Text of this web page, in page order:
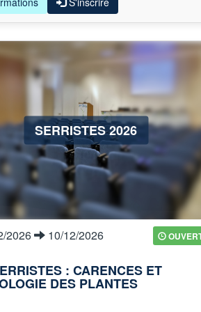
SERRISTES 2026
2026 10/12/2026
: CARENCES ET
DES PLANTES